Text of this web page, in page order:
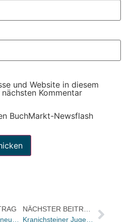
und Website in diesem
Kommentar
BuchMarkt-Newsflash